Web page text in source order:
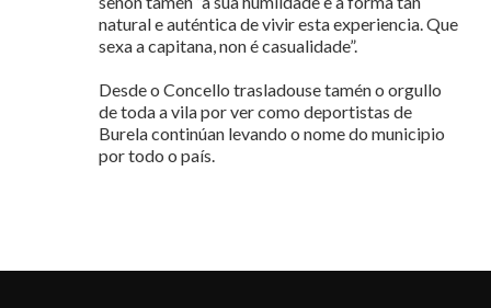
natural e auténtica de vivir esta experiencia. Que
sexa a capitana, non é casualidade”.
Desde o Concello trasladouse tamén o orgullo
de toda a vila por ver como deportistas de
Burela continúan levando o nome do municipio
por todo o país.